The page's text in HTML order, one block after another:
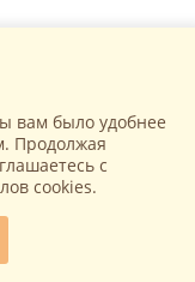
вам было удобнее
Продолжая
c
cookies.